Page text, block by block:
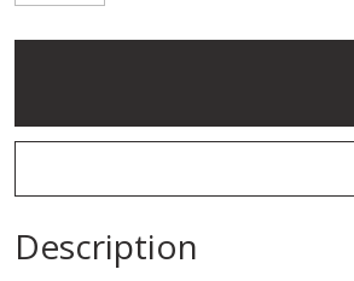
Description